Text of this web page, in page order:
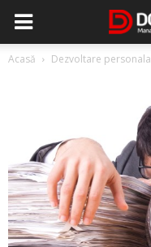
Acasă Dezvoltare personala